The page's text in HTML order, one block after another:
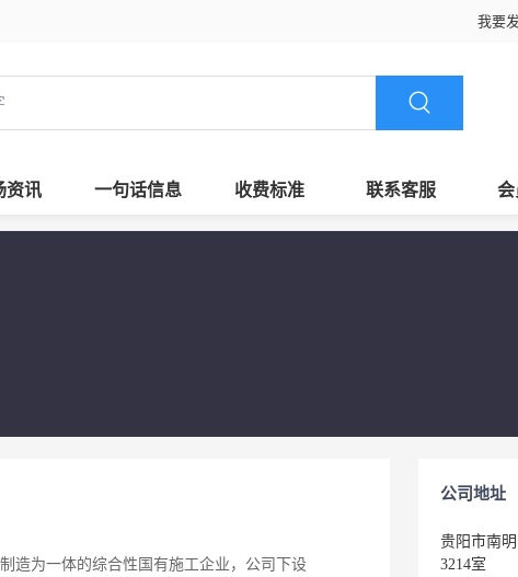
我要
资讯 一句话信息 收费标准 联系客服 会
造为一体的综合性国有施工企业，公司下设
公司地址
贵阳市南
3214室